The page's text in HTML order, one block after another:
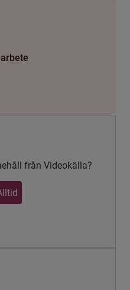
från Videokälla?